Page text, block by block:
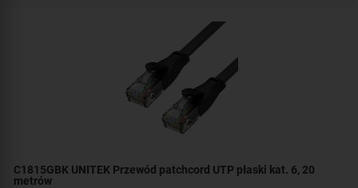
C1815GBK UNITEK Przewód patchcord UTP płaski kat. 6, 20
metrów